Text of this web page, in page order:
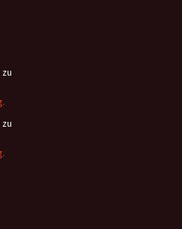
zu
zu